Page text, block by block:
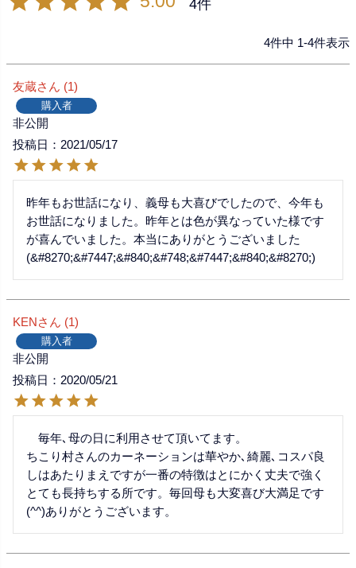
4
4件中 1-4件表示
友蔵 1
購入者
非公開
投稿日
2021/05/17
昨年もお世話になり、義母も大喜びでしたので、今年も
お世話になりました。昨年とは色が異なっていた様です
が喜んでいました。本当にありがとうございました
(&#8270;&#7447;&#840;&#748;&#7447;&#840;&#8270;)
KEN 1
購入者
非公開
投稿日
2020/05/21
毎年､母の日に利用させて頂いてます。
ちこり村さんのカーネーションは華やか､綺麗､コスパ良
しはあたりまえですが一番の特徴はとにかく丈夫で強く
とても長持ちする所です。毎回母も大変喜び大満足です
(^^)ありがとうございます。